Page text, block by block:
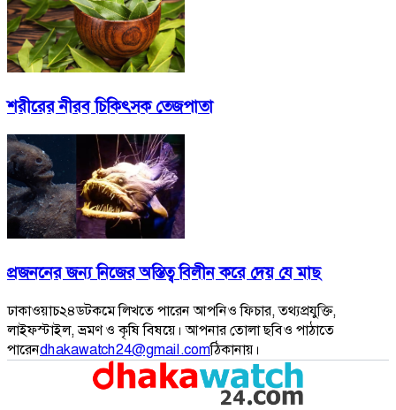
শরীরের নীরব চিকিৎসক তেজপাতা
প্রজননের জন্য নিজের অস্তিত্ব বিলীন করে দেয় যে মাছ
ঢাকাওয়াচ২৪ডটকমে লিখতে পারেন আপনিও ফিচার, তথ্যপ্রযুক্তি,
লাইফস্টাইল, ভ্রমণ ও কৃষি বিষয়ে। আপনার তোলা ছবিও পাঠাতে
পারেনdhakawatch24@gmail.comঠিকানায়।